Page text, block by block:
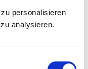
personalisieren
analysieren.